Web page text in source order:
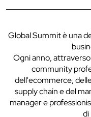
Global Summit è una
Ogni anno,
community
dell'ecommerce,
supply chain e del
manager e
di